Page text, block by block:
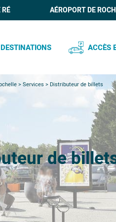
AÉROPORT DE
VOLS EN TEMPS RÉEL
/ VOLS AVEC
ACCÈS
PLAN DE
PARKING
TAXIS ET VTC
LOCATIONS
VÉLOS ET
SERVICE
>Services>Distributeur de billets
de